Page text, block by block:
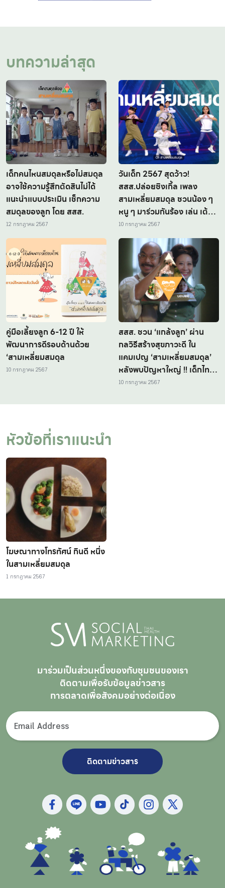
บทความล่าสุด
เด็กคนไหนสมดุลหรือไม่สมดุล
อาจใช้ความรู้สึกตัดสินไม่ได้
แนะนำแบบประเมิน เช็กความ
สมดุลของลูก โดย สสส.
12 กรกฎาคม 2567
วันเด็ก 2567 สุดว้าว!
สสส.ปล่อยซิงเกิ้ล เพลง
สามเหลี่ยมสมดุล ชวนน้อง ๆ
หนู ๆ มาร่วมกันร้อง เล่น เต้น
ออกกำลังกาย แบบไม่เอ้าท์ ไป
พร้อมกัน
10 กรกฎาคม 2567
คู่มือเลี้ยงลูก 6-12 ปี ให้
พัฒนาการดีรอบด้านด้วย
‘สามเหลี่ยมสมดุล
10 กรกฎาคม 2567
สสส. ชวน ‘แกล้งลูก’ ผ่าน
กลวิธีสร้างสุขภาวะดี ใน
แคมเปญ ‘สามเหลี่ยมสมดุล’
หลังพบปัญหาใหญ่ !! เด็กไทย
อ้วน ติดอันดับ 3 ในภูมิภาค
10 กรกฎาคม 2567
หัวข้อที่เราแนะนำ
โฆษณาทางโทรทัศน์ กินดี หนึ่ง
ในสามเหลี่ยมสมดุล
1 กรกฎาคม 2567
มาร่วมเป็นส่วนหนึ่งของกับชุมชนของเรา
ติดตามเพื่อรับข้อมูลข่าวสาร
การตลาดเพื่อสังคมอย่างต่อเนื่อง
ติดตามข่าวสาร